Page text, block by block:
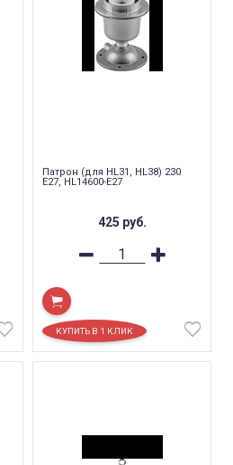
Патрон (для HL31, HL38) 230
E27, HL14600-E27
425 руб.